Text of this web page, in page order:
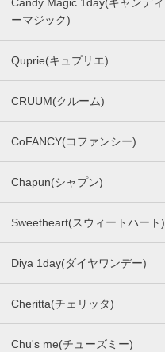
Candy Magic 1day(キャンディ
ーマジック)
Quprie(キュプリエ)
CRUUM(クルーム)
CoFANCY(コファンシー)
Chapun(シャプン)
Sweetheart(スウィートハート)
Diya 1day(ダイヤワンデー)
Cheritta(チェリッタ)
Chu's me(チューズミー)